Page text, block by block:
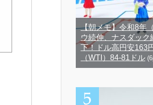
【朝メモ】令和8年
ウ続伸、ナスダッ
下！ドル高円安163
（WTI）84-81ドル